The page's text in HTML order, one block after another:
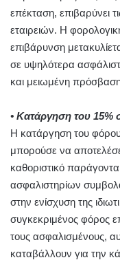
επέκταση, επιβαρύνει
εταιρειών. Η
επιβάρυνση
σε υψηλότερα
και μειωμένη πρόσβαση
• Κατάργηση του 15%
Η κατάργηση του
μπορούσε να
καθοριστικό
ασφαλιστηρίων
στην ενίσχυση της
συγκεκριμένος φόρος
τους ασφαλισμένους,
καταβάλλουν για την